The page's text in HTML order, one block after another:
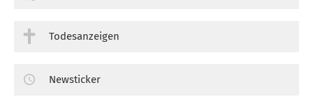
Todesanzeigen
Newsticker